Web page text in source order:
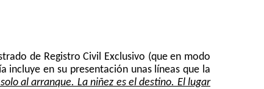
de Registro Civil Exclusivo (que en modo
en su presentación unas líneas que la
al arranque. La niñez es el destino. El lugar